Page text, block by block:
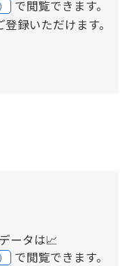
で閲覧できます。
録いただけます。
ータは📈
で閲覧できます。